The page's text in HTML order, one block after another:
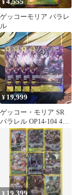
¥
ゲッコーモリア パラレ
ル
¥19,999
ゲッコー・モリア SR
パラレル OP14-104 4枚
セット
¥ 19,399